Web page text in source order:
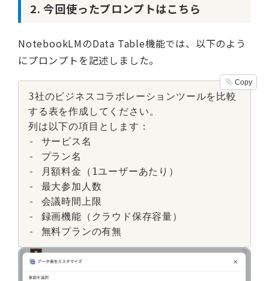
2. 今回使ったプロンプトはこちら
NotebookLMのData Table機能では、以下のよう
にプロンプトを記述しました。
Copy
3社のビジネスコラボレーションツールを比較
する表を作成してください。
列は以下の項目とします：
- サービス名
- プラン名
- 月額料金（1ユーザーあたり）
- 最大参加人数
- 会議時間上限
- 録画機能（クラウド保存容量）
- 無料プランの有無